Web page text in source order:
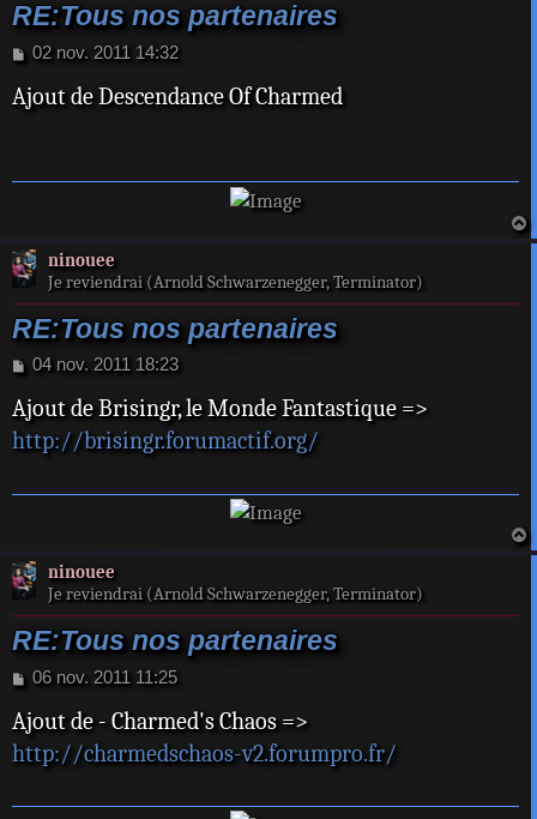
RE:Tous nos partenaires
M
s
s
e
02 nov. 2011 14:32
Ajout de Descendance Of Charmed
a
ninouee
Je reviendrai (Arnold Schwarzenegger, Terminator)
RE:Tous nos partenaires
M
s
a
e
04 nov. 2011 18:23
Ajout de Brisingr, le Monde Fantastique =>
http://brisingr.forumactif.org/
a
ninouee
Je reviendrai (Arnold Schwarzenegger, Terminator)
RE:Tous nos partenaires
M
s
s
a
e
06 nov. 2011 11:25
Ajout de - Charmed's Chaos =>
http://charmedschaos-v2.forumpro.fr/